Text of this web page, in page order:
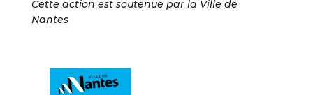
Cette action est soutenue par la Ville de
Nantes